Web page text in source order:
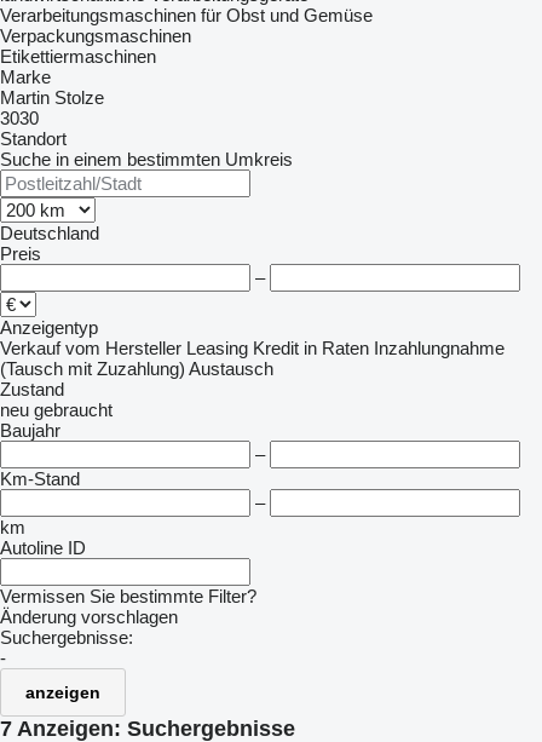
Verarbeitungsmaschinen für Obst und Gemüse
Verpackungsmaschinen
Etikettiermaschinen
Marke
Martin Stolze
3030
Standort
Suche in einem bestimmten Umkreis
Deutschland
Preis
–
Anzeigentyp
Verkauf vom Hersteller Leasing Kredit in Raten Inzahlungnahme
(Tausch mit Zuzahlung) Austausch
Zustand
neu gebraucht
Baujahr
–
Km-Stand
–
km
Autoline ID
Vermissen Sie bestimmte Filter?
Änderung vorschlagen
Suchergebnisse:
-
anzeigen
7 Anzeigen: Suchergebnisse